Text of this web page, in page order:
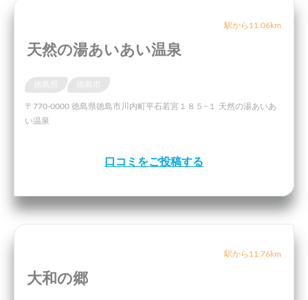
駅から11.06km
天然の湯あいあい温泉
〒770-0000 徳島県徳島市川内町平石若宮１８５−１ 天然の湯あいあ
い温泉
口コミをご投稿する
駅から11.76km
大和の郷